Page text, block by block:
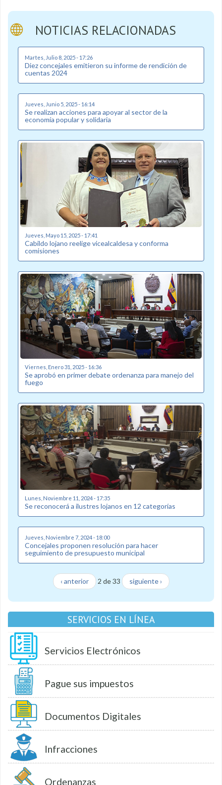
NOTICIAS RELACIONADAS
Martes, Julio 8, 2025 - 17:26
Diez concejales emitieron su informe de rendición de
cuentas 2024
Jueves, Junio 5, 2025 - 16:14
Se realizan acciones para apoyar al sector de la
economía popular y solidaria
Jueves, Mayo 15, 2025 - 17:41
Cabildo lojano reelige vicealcaldesa y conforma
comisiones
Viernes, Enero 31, 2025 - 16:36
Se aprobó en primer debate ordenanza para manejo del
fuego
Lunes, Noviembre 11, 2024 - 17:35
Se reconocerá a ilustres lojanos en 12 categorías
Jueves, Noviembre 7, 2024 - 18:00
Concejales proponen resolución para hacer
seguimiento de presupuesto municipal
‹ anterior 2 de 33 siguiente ›
SERVICIOS EN LÍNEA
Servicios Electrónicos
Pague sus impuestos
Documentos Digitales
Infracciones
Ordenanzas